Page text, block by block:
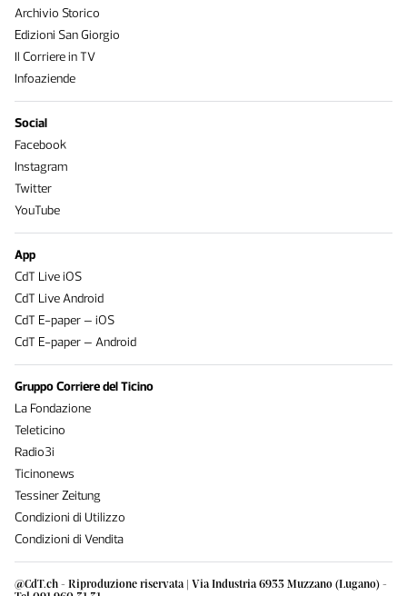
@CdT.ch - Riproduzione riservata | Via Industria 6933 Muzzano (Lugano) -
Archivio Storico
Edizioni San Giorgio
Il Corriere in TV
Infoaziende
Social
Facebook
Instagram
Twitter
YouTube
App
CdT Live iOS
CdT Live Android
CdT E-paper – iOS
CdT E-paper – Android
Gruppo Corriere del Ticino
La Fondazione
Teleticino
Radio3i
Ticinonews
Tessiner Zeitung
Condizioni di Utilizzo
Condizioni di Vendita